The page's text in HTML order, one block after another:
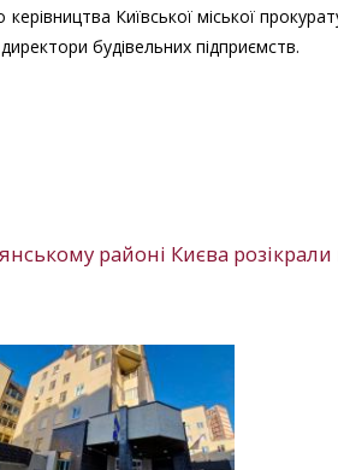
керівництва Київської міської
будівельних підприємств.
районі Києва